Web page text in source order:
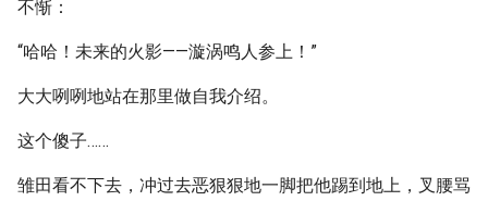
不惭：
“哈哈！未来的火影——漩涡鸣人参上！”
大大咧咧地站在那里做自我介绍。
这个傻子……
雏田看不下去，冲过去恶狠狠地一脚把他踢到地上，叉腰骂